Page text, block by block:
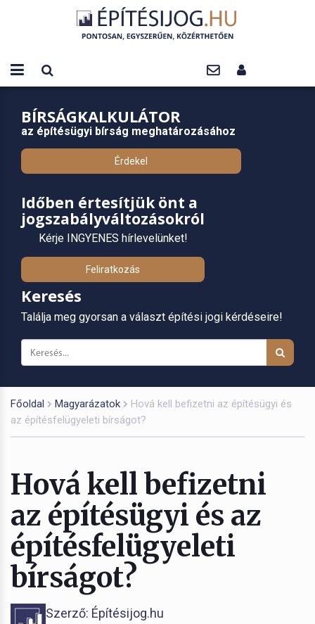
BÍRSÁGKALKULÁTOR
az építésügyi bírság meghatározásához
Érdekel
Időben értesítjük önt a
jogszabályváltozásokról
Kérje INGYENES hírlevelünket!
Feliratkozás
Keresés
Találja meg gyorsan a választ építési jogi kérdéseire!
Főoldal Magyarázatok
Hová kell befizetni az építésügyi és
az építésfelügyeleti bírságot?
Hová kell befizetni
az építésügyi és az
építésfelügyeleti
bírságot?
Szerző: Építésijog.hu